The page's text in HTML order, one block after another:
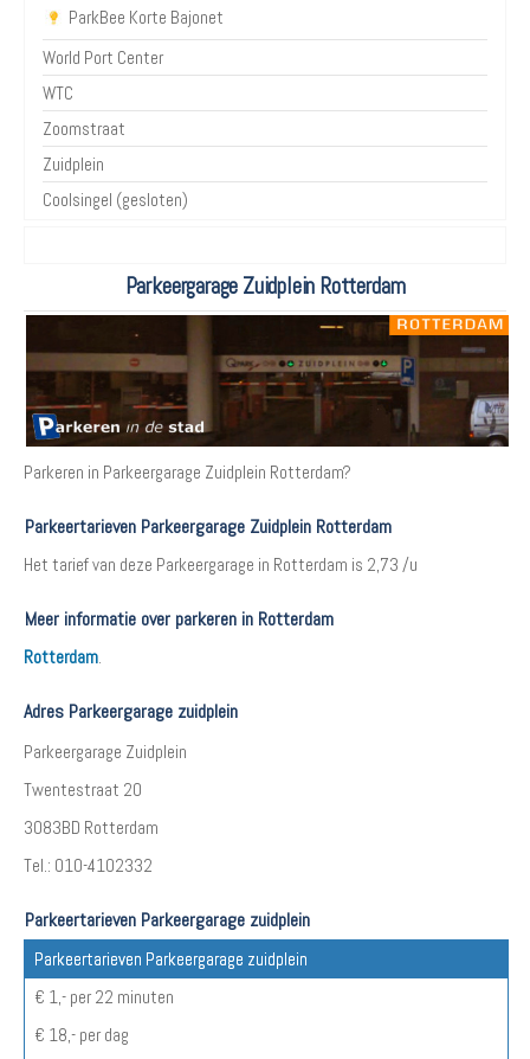
ParkBee Korte Bajonet
World Port Center
WTC
Zoomstraat
Zuidplein
Coolsingel (gesloten)
Parkeergarage Zuidplein Rotterdam
Parkeren in Parkeergarage Zuidplein Rotterdam?
Parkeertarieven Parkeergarage Zuidplein Rotterdam
Het tarief van deze Parkeergarage in Rotterdam is 2,73 /u
Meer informatie over parkeren in Rotterdam
Rotterdam.
Adres Parkeergarage zuidplein
Parkeergarage Zuidplein
Twentestraat 20
3083BD Rotterdam
Tel.: 010-4102332
Parkeertarieven Parkeergarage zuidplein
Parkeertarieven Parkeergarage zuidplein
€ 1,- per 22 minuten
€ 18,- per dag